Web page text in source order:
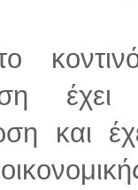
έχει
και